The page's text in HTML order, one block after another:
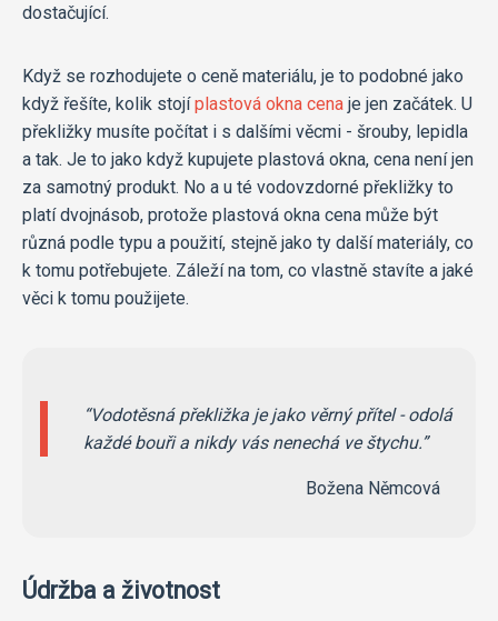
dostačující.
Když se rozhodujete o ceně materiálu, je to podobné jako
když řešíte, kolik stojíplastová okna cena je jen začátek. U
překližky musíte počítat i s dalšími věcmi - šrouby, lepidla
a tak. Je to jako když kupujete plastová okna, cena není jen
za samotný produkt. No a u té vodovzdorné překližky to
platí dvojnásob, protože plastová okna cena může být
různá podle typu a použití, stejně jako ty další materiály, co
k tomu potřebujete. Záleží na tom, co vlastně stavíte a jaké
věci k tomu použijete.
Vodotěsná překližka je jako věrný přítel - odolá
každé bouři a nikdy vás nenechá ve štychu.
Božena Němcová
Údržba a životnost